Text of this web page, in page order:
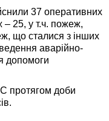
37 оперативних
– 25, у т.ч. пожеж,
що сталися з інших
аварійно-
допомоги
протягом доби